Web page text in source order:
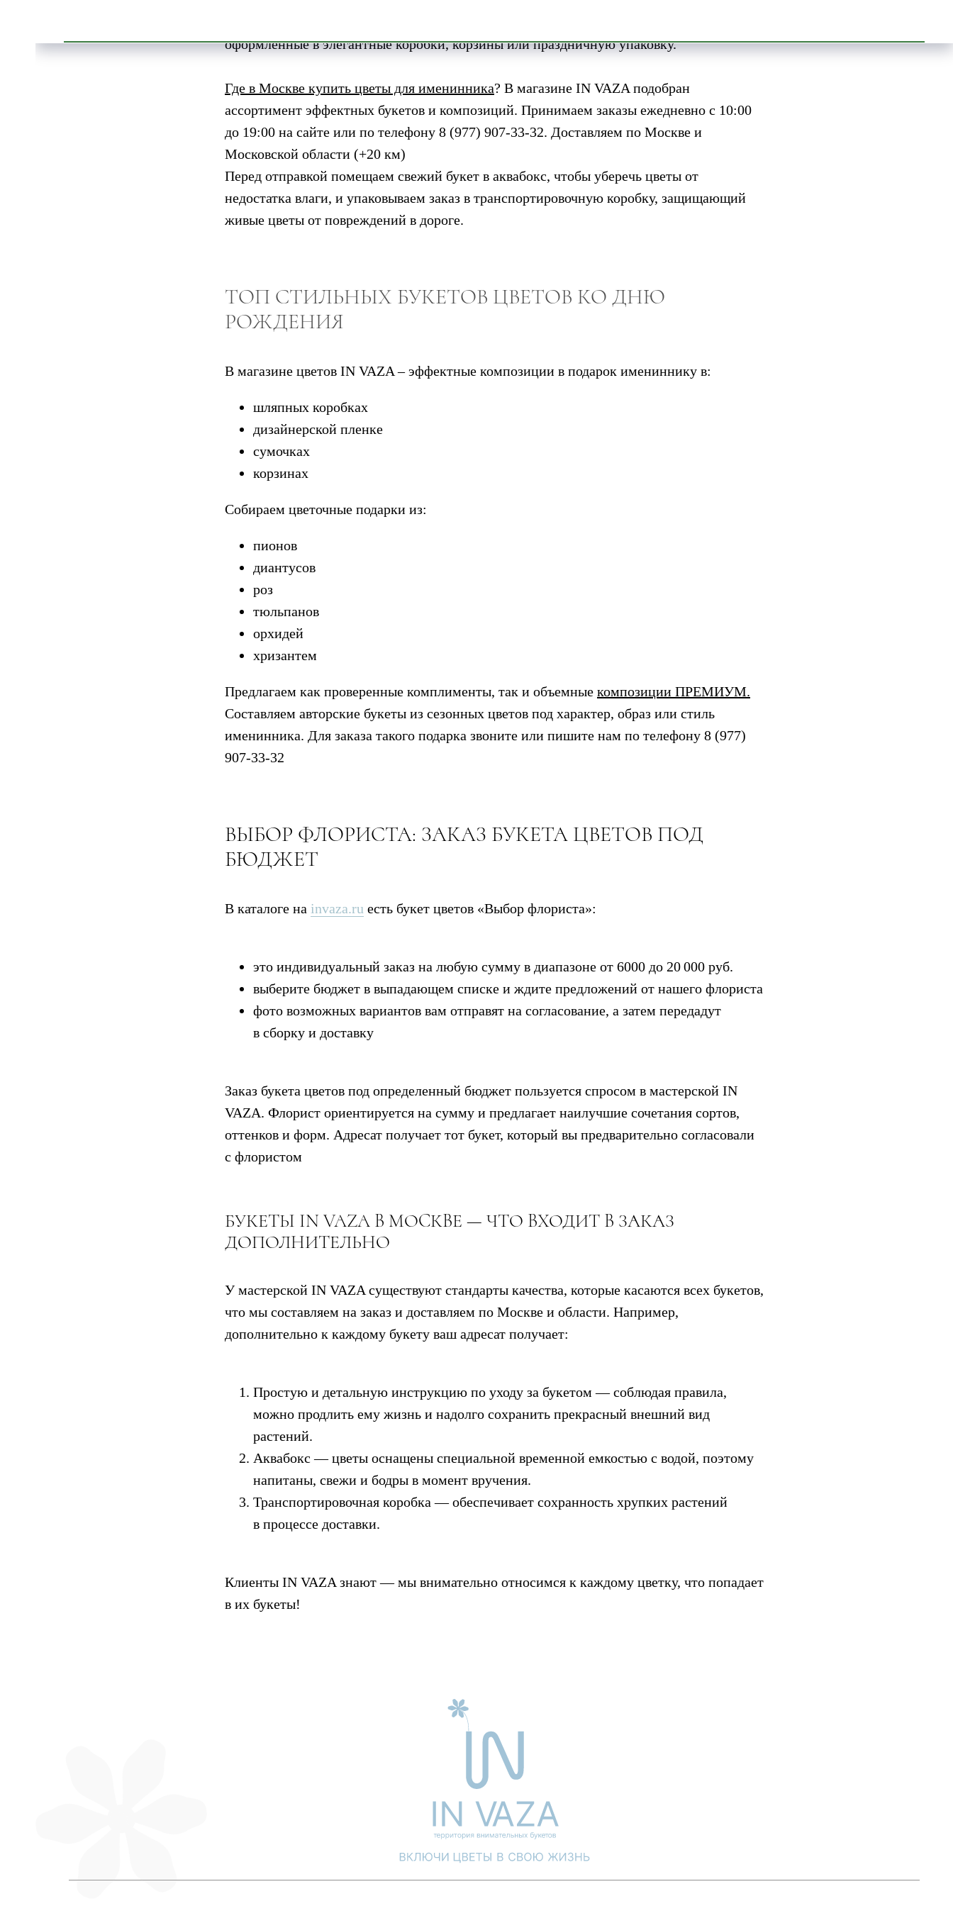
оформленные в элегантные коробки, корзины или праздничную упаковку.
Где в Москве купить цветы для именинника? В магазине IN VAZA подобран
ассортимент эффектных букетов и композиций. Принимаем заказы ежедневно с 10:00
до 19:00 на сайте или по телефону 8 (977) 907-33-32. Доставляем по Москве и
Московской области (+20 км)
Перед отправкой помещаем свежий букет в аквабокс, чтобы уберечь цветы от
недостатка влаги, и упаковываем заказ в транспортировочную коробку, защищающий
живые цветы от повреждений в дороге.
ТОП СТИЛЬНЫХ БУКЕТОВ ЦВЕТОВ КО ДНЮ
РОЖДЕНИЯ
В магазине цветов IN VAZA – эффектные композиции в подарок имениннику в:
шляпных коробках
дизайнерской пленке
сумочках
корзинах
Собираем цветочные подарки из:
пионов
диантусов
роз
тюльпанов
орхидей
хризантем
Предлагаем как проверенные комплименты, так и объемные композиции ПРЕМИУМ.
Составляем авторские букеты из сезонных цветов под характер, образ или стиль
именинника. Для заказа такого подарка звоните или пишите нам по телефону 8 (977)
907-33-32
ВЫБОР ФЛОРИСТА: ЗАКАЗ БУКЕТА ЦВЕТОВ ПОД
БЮДЖЕТ
В каталоге на invaza.ru есть букет цветов «Выбор флориста»:
это индивидуальный заказ на любую сумму в диапазоне от 6000 до 20 000 руб.
выберите бюджет в выпадающем списке и ждите предложений от нашего флориста
фото возможных вариантов вам отправят на согласование, а затем передадут
в сборку и доставку
Заказ букета цветов под определенный бюджет пользуется спросом в мастерской IN
VAZA. Флорист ориентируется на сумму и предлагает наилучшие сочетания сортов,
оттенков и форм. Адресат получает тот букет, который вы предварительно согласовали
с флористом
БУКЕТЫ IN VAZA В МОСКВЕ — ЧТО ВХОДИТ В ЗАКАЗ
ДОПОЛНИТЕЛЬНО
У мастерской IN VAZA существуют стандарты качества, которые касаются всех букетов,
что мы составляем на заказ и доставляем по Москве и области. Например,
дополнительно к каждому букету ваш адресат получает:
Простую и детальную инструкцию по уходу за букетом — соблюдая правила,
можно продлить ему жизнь и надолго сохранить прекрасный внешний вид
растений.
Аквабокс — цветы оснащены специальной временной емкостью с водой, поэтому
напитаны, свежи и бодры в момент вручения.
Транспортировочная коробка — обеспечивает сохранность хрупких растений
в процессе доставки.
Клиенты IN VAZA знают — мы внимательно относимся к каждому цветку, что попадает
в их букеты!